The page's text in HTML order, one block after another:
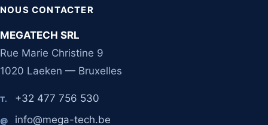
NOUS CONTACTER
MEGATECH SRL
Rue Marie Christine 9
1020 Laeken — Bruxelles
T. +32 477 756 530
@ info@mega-tech.be